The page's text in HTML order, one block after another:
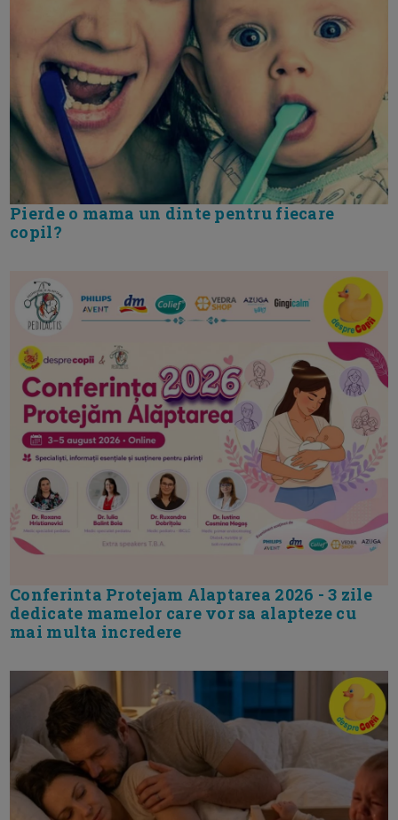
Pierde o mama un dinte pentru fiecare
copil?
Conferinta Protejam Alaptarea 2026 - 3 zile
dedicate mamelor care vor sa alapteze cu
mai multa incredere